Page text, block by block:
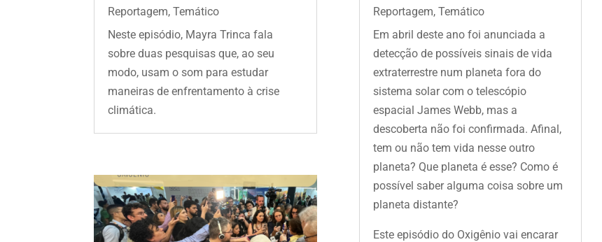
Reportagem,Temático
Neste episódio, Mayra Trinca fala
sobre duas pesquisas que, ao seu
modo, usam o som para estudar
maneiras de enfrentamento à crise
climática.
Reportagem, Temático
Em abril deste ano foi anunciada a
detecção de possíveis sinais de vida
extraterrestre num planeta fora do
sistema solar com o telescópio
espacial James Webb, mas a
descoberta não foi confirmada. Afinal,
tem ou não tem vida nesse outro
planeta? Que planeta é esse? Como é
possível saber alguma coisa sobre um
planeta distante?
Este episódio do Oxigênio vai encarar